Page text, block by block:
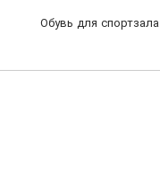
Обувь для спортзала